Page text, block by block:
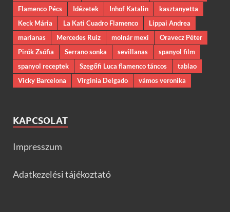
Flamenco Pécs
Idézetek Inhof Katalin
kasztanyetta
Keck Mária
La Kati Cuadro Flamenco
Lippai Andrea
marianas
Mercedes Ruiz molnár mexi
Oravecz Péter
Pirók Zsófia
Serrano sonka sevillanas
spanyol film
spanyol receptek
Szegőfi Luca flamenco táncos
tablao
Vicky Barcelona
Virginia Delgado vámos veronika
KAPCSOLAT
Impresszum
Adatkezelési tájékoztató